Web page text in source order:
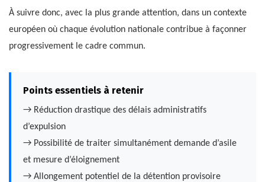
À suivre donc, avec la plus grande attention, dans un contexte
européen où chaque évolution nationale contribue à façonner
progressivement le cadre commun.
Points essentiels à retenir
→ Réduction drastique des délais administratifs
d’expulsion
→ Possibilité de traiter simultanément demande d’asile
et mesure d’éloignement
→ Allongement potentiel de la détention provisoire